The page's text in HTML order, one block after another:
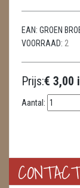
VLINDERS
ZAKJES
EAN: GROEN
VOORRAAD: 2
Prijs:€ 3,00
Aantal: